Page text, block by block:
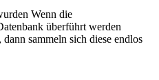
Wenn die
überführt werden
sammeln sich diese endlos